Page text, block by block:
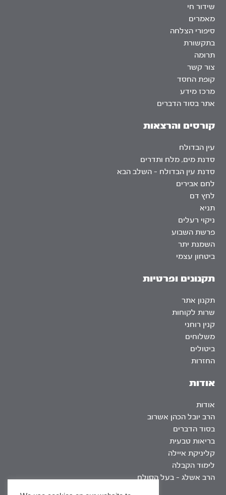
אודות
אודות
הרב יובל הכהן אשרוב
בסוד הדברים
בריאות טבעית
קליניקת איילה
לימוד הקבלה
הרב אשלג – בעל הסולם
שידור חי
מאמרים
סיפורי הצלחה
בתקשורת
תרומה
צור קשר
קופת החסד
מרכז מידע
אתר בסוד הדברים
קורסים והרצאות
עין הבדולח
סדנת מים, מלח ותדרים
סדנת עין הבדולח – השלב הבא
לחם אבירים
לחץ דם
תניא
ניקוי רעלים
פרשת השבוע
השמנת יתר
ביטחון עצמי
תקנונים ופרטיות
תקנון אתר
שרות לקוחות
קנין רוחני
משלוחים
ביטולים
החזרות